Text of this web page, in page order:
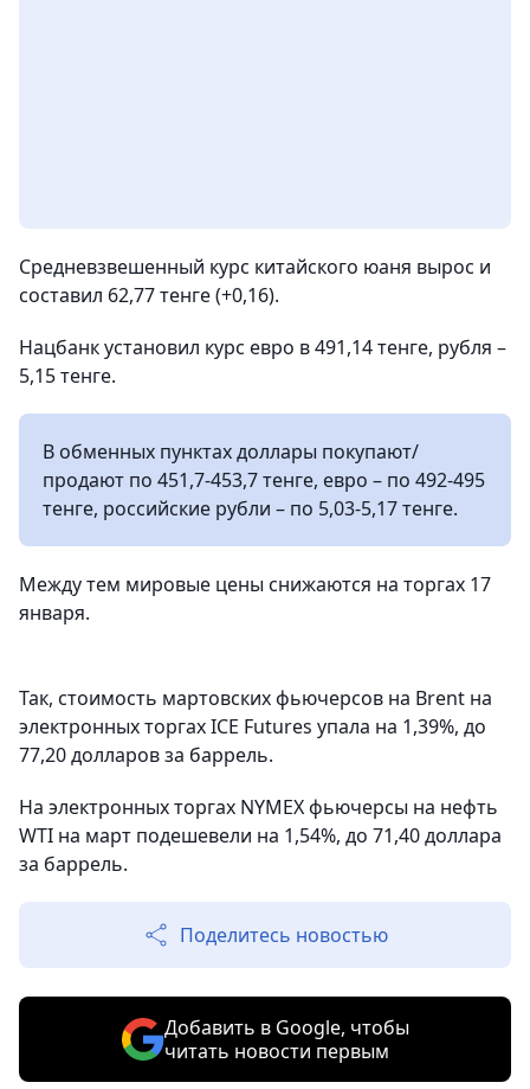
Средневзвешенный курс китайского юаня вырос и
составил 62,77 тенге (+0,16).
Нацбанк установил курс евро в 491,14 тенге, рубля –
5,15 тенге.
В обменных пунктах доллары покупают/
продают по 451,7-453,7 тенге, евро – по 492-495
тенге, российские рубли – по 5,03-5,17 тенге.
Между тем мировые цены снижаются на торгах 17
января.
Так, стоимость мартовских фьючерсов на Brent на
электронных торгах ICE Futures упала на 1,39%, до
77,20 долларов за баррель.
На электронных торгах NYMEX фьючерсы на нефть
WTI на март подешевели на 1,54%, до 71,40 доллара
за баррель.
Поделитесь новостью
Добавить в Google, чтобы
читать новости первым